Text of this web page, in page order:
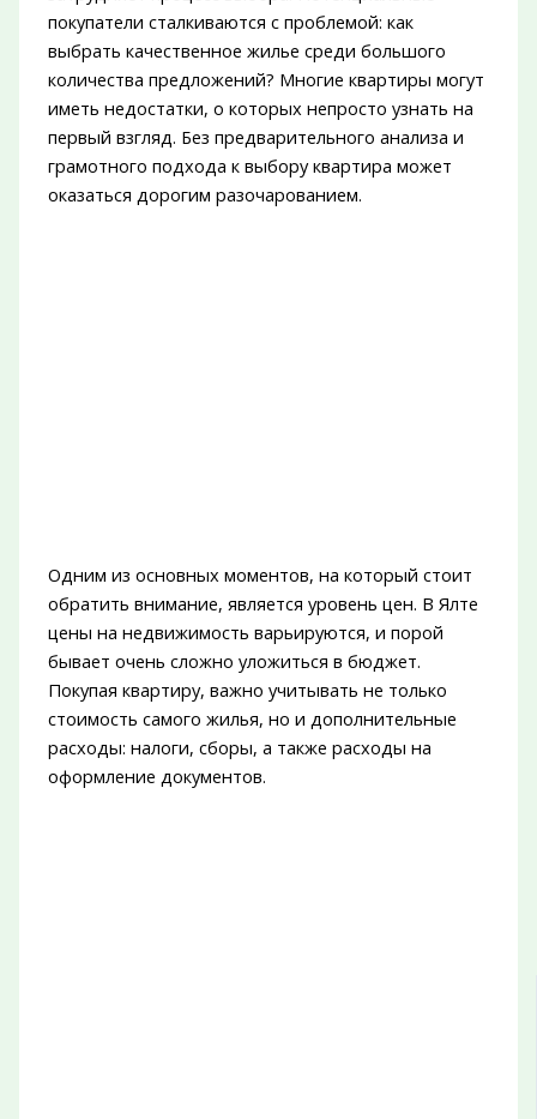
покупатели сталкиваются с проблемой: как
выбрать качественное жилье среди большого
количества предложений? Многие квартиры могут
иметь недостатки, о которых непросто узнать на
первый взгляд. Без предварительного анализа и
грамотного подхода к выбору квартира может
оказаться дорогим разочарованием.
Одним из основных моментов, на который стоит
обратить внимание, является уровень цен. В Ялте
цены на недвижимость варьируются, и порой
бывает очень сложно уложиться в бюджет.
Покупая квартиру, важно учитывать не только
стоимость самого жилья, но и дополнительные
расходы: налоги, сборы, а также расходы на
оформление документов.